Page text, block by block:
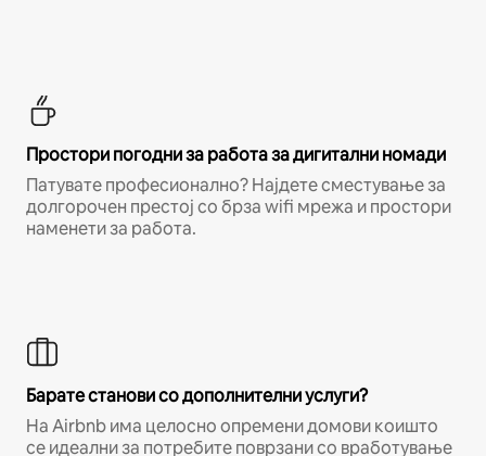
Простори погодни за работа за дигитални номади
Патувате професионално? Најдете сместување за
долгорочен престој со брза wifi мрежа и простори
наменети за работа.
Барате станови со дополнителни услуги?
На Airbnb има целосно опремени домови коишто
се идеални за потребите поврзани со вработување